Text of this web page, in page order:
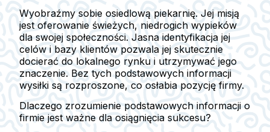
Wyobraźmy sobie osiedlową piekarnię. Jej misją
jest oferowanie świeżych, niedrogich wypieków
dla swojej społeczności. Jasna identyfikacja jej
celów i bazy klientów pozwala jej skutecznie
docierać do lokalnego rynku i utrzymywać jego
znaczenie. Bez tych podstawowych informacji
wysiłki są rozproszone, co osłabia pozycję firmy.
Dlaczego zrozumienie podstawowych informacji o
firmie jest ważne dla osiągnięcia sukcesu?